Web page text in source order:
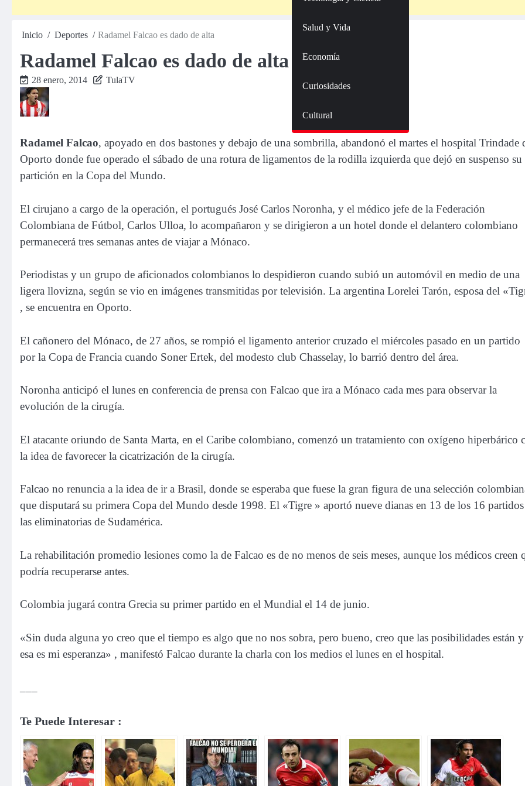
Salud y Vida
Economía
Curiosidades
Cultural
Inicio Deportes Radamel Falcao es dado de alta
Radamel Falcao es dado de alta
28 enero, 2014 TulaTV
Radamel Falcao, apoyado en dos bastones y debajo de una sombrilla, abandonó el martes el hospital Trindade
Oporto donde fue operado el sábado de una rotura de ligamentos de la rodilla izquierda que dejó en suspenso su
partición en la Copa del Mundo.
El cirujano a cargo de la operación, el portugués José Carlos Noronha, y el médico jefe de la Federación
Colombiana de Fútbol, Carlos Ulloa, lo acompañaron y se dirigieron a un hotel donde el delantero colombiano
permanecerá tres semanas antes de viajar a Mónaco.
Periodistas y un grupo de aficionados colombianos lo despidieron cuando subió un automóvil en medio de una
ligera llovizna, según se vio en imágenes transmitidas por televisión. La argentina Lorelei Tarón, esposa del
, se encuentra en Oporto.
El cañonero del Mónaco, de 27 años, se rompió el ligamento anterior cruzado el miércoles pasado en un partido
por la Copa de Francia cuando Soner Ertek, del modesto club Chasselay, lo barrió dentro del área.
Noronha anticipó el lunes en conferencia de prensa con Falcao que ira a Mónaco cada mes para observar la
evolución de la cirugía.
El atacante oriundo de Santa Marta, en el Caribe colombiano, comenzó un tratamiento con oxígeno hiperbárico
la idea de favorecer la cicatrización de la cirugía.
Falcao no renuncia a la idea de ir a Brasil, donde se esperaba que fuese la gran figura de una selección
que disputará su primera Copa del Mundo desde 1998. El «Tigre » aportó nueve dianas en 13 de los 16
las eliminatorias de Sudamérica.
La rehabilitación promedio lesiones como la de Falcao es de no menos de seis meses, aunque los médicos creen
podría recuperarse antes.
Colombia jugará contra Grecia su primer partido en el Mundial el 14 de junio.
«Sin duda alguna yo creo que el tiempo es algo que no nos sobra, pero bueno, creo que las posibilidades están y
esa es mi esperanza» , manifestó Falcao durante la charla con los medios el lunes en el hospital.
Te Puede Interesar :